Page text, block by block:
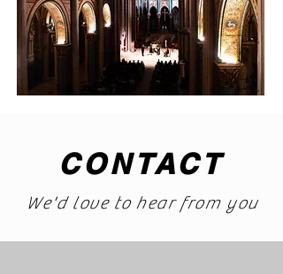
CONTACT
We'd love to hear from you